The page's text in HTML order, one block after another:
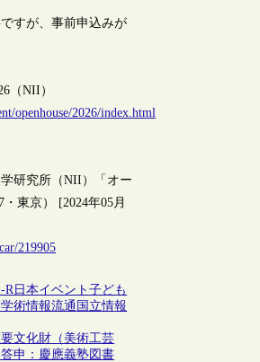
すが、事前申込みが
（NII）
openhouse/2026/index.html
学研究所（NII）「オー
東京） [2024年05月
219905
R 日本イベント子ども
学術情報流通 国立情報
文化財（美術工芸
申：慶應義塾図書